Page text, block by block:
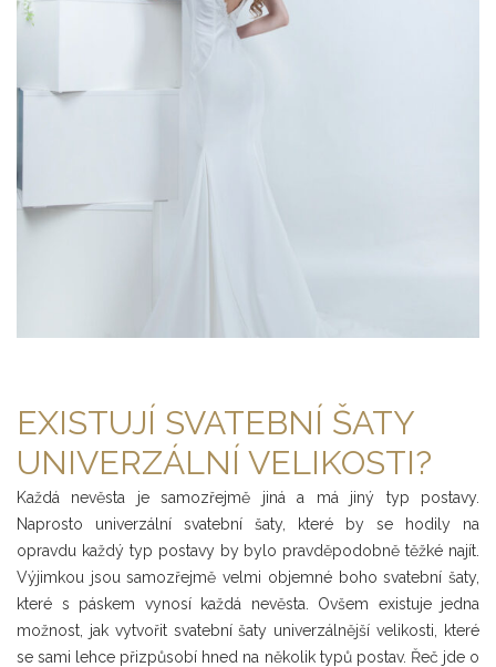
EXISTUJÍ SVATEBNÍ ŠATY
UNIVERZÁLNÍ VELIKOSTI?
Každá nevěsta je samozřejmě jiná a má jiný typ postavy.
Naprosto univerzální svatební šaty, které by se hodily na
opravdu každý typ postavy by bylo pravděpodobně těžké najít.
Výjimkou jsou samozřejmě velmi objemné boho svatební šaty,
které s páskem vynosí každá nevěsta. Ovšem existuje jedna
možnost, jak vytvořit svatební šaty univerzálnější velikosti, které
se sami lehce přizpůsobí hned na několik typů postav. Řeč jde o